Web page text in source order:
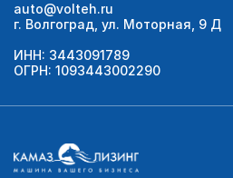
auto@volteh.ru
г. Волгоград, ул. Моторная, 9 Д
ИНН: 3443091789
ОГРН: 1093443002290